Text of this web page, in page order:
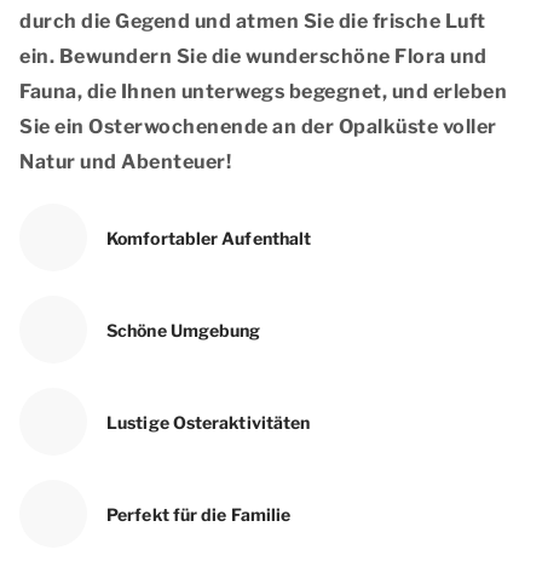
durch die Gegend und atmen Sie die frische Luft
ein. Bewundern Sie die wunderschöne Flora und
Fauna, die Ihnen unterwegs begegnet, und erleben
Sie ein Osterwochenende an der Opalküste voller
Natur und Abenteuer!
Komfortabler Aufenthalt
Schöne Umgebung
Lustige Osteraktivitäten
Perfekt für die Familie